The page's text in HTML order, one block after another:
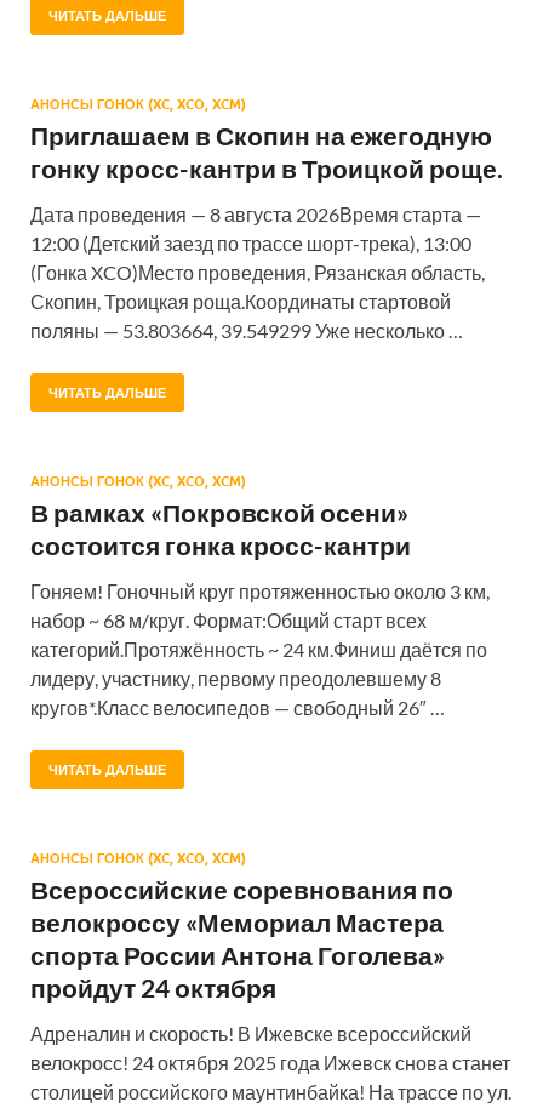
ЧИТАТЬ ДАЛЬШЕ
АНОНСЫ ГОНОК (XC, XCO, XCM)
Приглашаем в Скопин на ежегодную
гонку кросс-кантри в Троицкой роще.
Дата проведения — 8 августа 2026Время старта —
12:00 (Детский заезд по трассе шорт-трека), 13:00
(Гонка XCO)Место проведения, Рязанская область,
Скопин, Троицкая роща.Координаты стартовой
поляны — 53.803664, 39.549299 Уже несколько …
ЧИТАТЬ ДАЛЬШЕ
АНОНСЫ ГОНОК (XC, XCO, XCM)
В рамках «Покровской осени»
состоится гонка кросс-кантри
Гоняем! Гоночный круг протяженностью около 3 км,
набор ~ 68 м/круг. Формат:Общий старт всех
категорий.Протяжённость ~ 24 км.Финиш даётся по
лидеру, участнику, первому преодолевшему 8
кругов*.Класс велосипедов — свободный 26″ …
ЧИТАТЬ ДАЛЬШЕ
АНОНСЫ ГОНОК (XC, XCO, XCM)
Всероссийские соревнования по
велокроссу «Мемориал Мастера
спорта России Антона Гоголева»
пройдут 24 октября
Адреналин и скорость! В Ижевске всероссийский
велокросс! 24 октября 2025 года Ижевск снова станет
столицей российского маунтинбайка! На трассе по ул.